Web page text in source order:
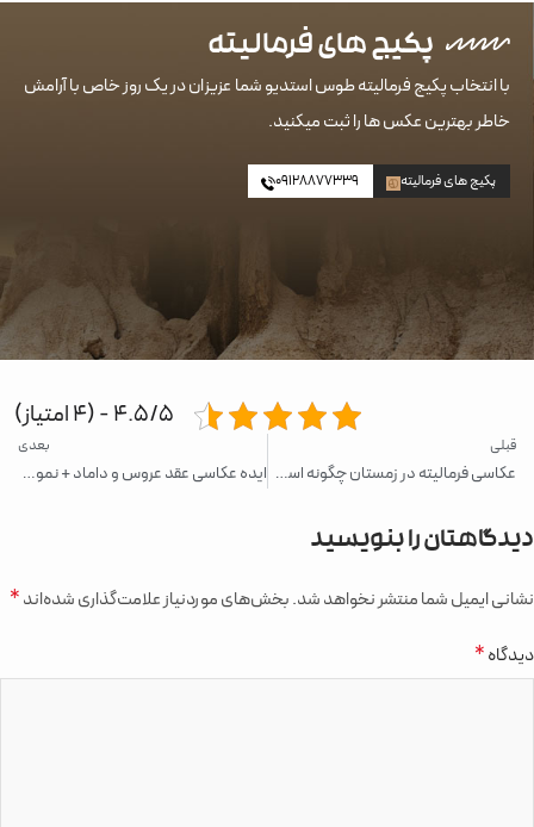
پکیج هایفرمالیته
با انتخاب پکیج‌‌ فرمالیته طوس استدیو شما عزیزان در یک روز خاص با آرامش
خاطر بهترین عکس ها را ثبت میکنید.
پکیج های فرمالیته 09128877339
4.5/5 - (4 امتیاز)
قبلی
عکاسی فرمالیته در زمستان چگونه است؟ + نمونه کار عکاسی فرمالیته زمستانی
بعدی
ایده عکاسی عقد عروس و داماد + نمونه کارهای عکس های عقد عروس و داماد
دیدگاهتان را بنویسید
نشانی ایمیل شما منتشر نخواهد شد.بخش‌های موردنیاز علامت‌گذاری شده‌اند*
دیدگاه*